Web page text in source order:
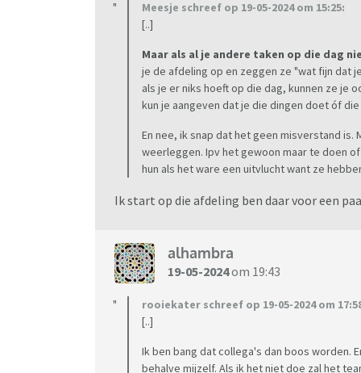
Meesje schreef op 19-05-2024 om 15:25:
[..]
Maar als al je andere taken op die dag
je de afdeling op en zeggen ze "wat fijn dat
als je er niks hoeft op die dag, kunnen ze je
kun je aangeven dat je die dingen doet óf die
En nee, ik snap dat het geen misverstand
weerleggen. Ipv het gewoon maar te doen
hun als het ware een uitvlucht want ze
Ik start op die afdeling ben daar voor een
alhambra
19-05-2024om 19:43
rooiekater schreef op 19-05-2024 om
[..]
Ik ben bang dat collega's dan boos worden.
behalve mijzelf. Als ik het niet doe zal het